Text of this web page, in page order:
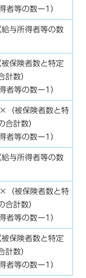
等の数ー1）
与所得者等の数
保険者数と特定
計数）
等の数ー1）
被保険者数と特
合計数）
等の数ー1）
与所得者等の数
被保険者数と特
合計数）
等の数ー1）
保険者数と特定
計数）
等の数ー1）